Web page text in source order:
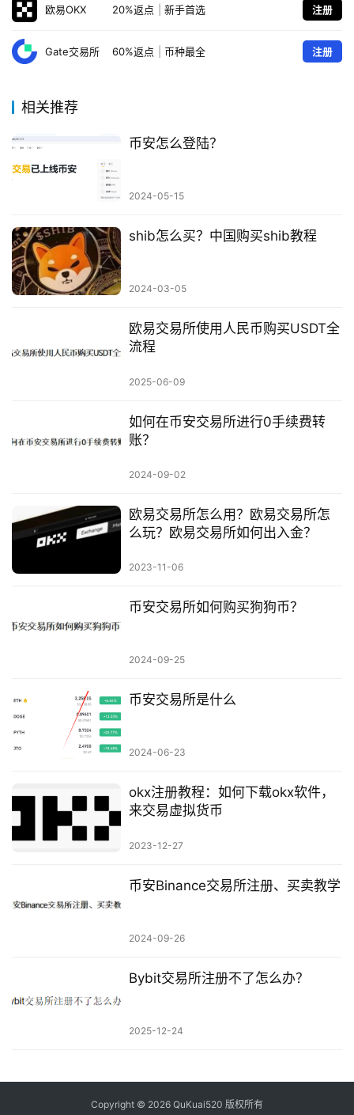
欧易OKX 20%返点 新手首选 注册
Gate交易所 60%返点 币种最全 注册
相关推荐
币安怎么登陆？
2024-05-15
shib怎么买？中国购买shib教程
2024-03-05
欧易交易所使用人民币购买USDT全
流程
2025-06-09
如何在币安交易所进行0手续费转
账？
2024-09-02
欧易交易所怎么用？欧易交易所怎
么玩？欧易交易所如何出入金？
2023-11-06
币安交易所如何购买狗狗币？
2024-09-25
币安交易所是什么
2024-06-23
okx注册教程：如何下载okx软件，
来交易虚拟货币
2023-12-27
币安Binance交易所注册、买卖教学
2024-09-26
Bybit交易所注册不了怎么办？
2025-12-24
Copyright © 2026 QuKuai520 版权所有